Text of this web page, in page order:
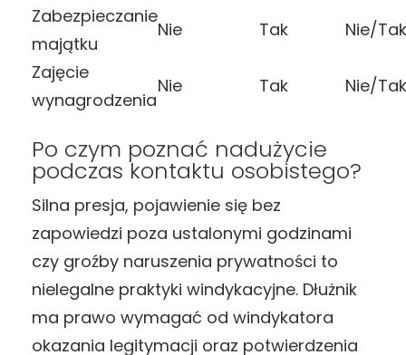
Zabezpieczanie
majątku
Nie Tak
Nie/Tak
Zajęcie
wynagrodzenia
Nie Tak Nie/Tak
Po czym poznać nadużycie
podczas kontaktu osobistego?
Silna presja, pojawienie się bez
zapowiedzi poza ustalonymi godzinami
czy groźby naruszenia prywatności to
nielegalne praktyki windykacyjne. Dłużnik
ma prawo wymagać od windykatora
okazania legitymacji oraz potwierdzenia